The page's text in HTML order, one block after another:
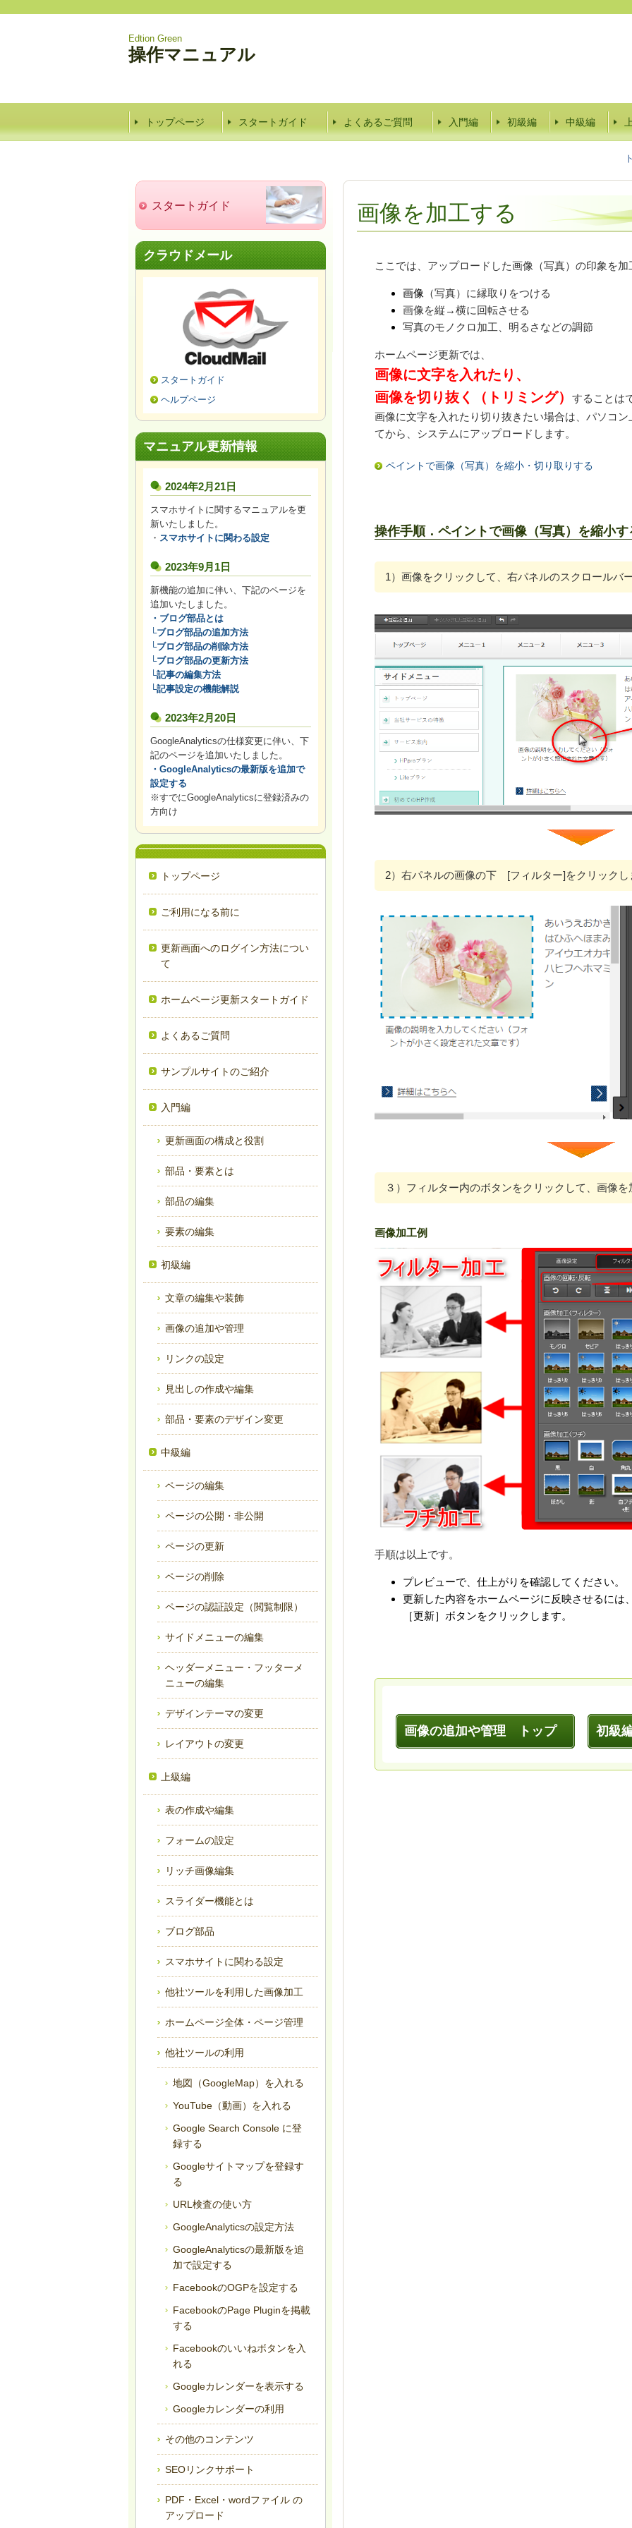
Edtion Green
操作マニュアル
トップページ スタートガイド よくあるご質問 入門編 初級編 中級編
画像を加工する
ここでは、アップロードした画像（写真）の印象を
画像 （写真）に縁取りをつける
画像を縦→横に回転させる
写真のモノクロ加工、明るさなどの調節
ホームページ更新では、
画像に文字を入れたり、
画像を切り抜く（トリミング）
することは
画像に文字を入れたり切り抜きたい場合は、パソコ
てから、システムにアップロードします。
ペイントで画像（写真）を縮小・切り取りする
操作手順．ペイントで画像（写真）を縮小す
1）画像をクリックして、右パネルのスクロールバ
2）右パネルの画像の下 [フィルター]をクリックし
３）フィルター内のボタンをクリックして、画像を
画像加工例
手順は以上です。
プレビューで、仕上がりを確認してください。
更新した内容をホームページに反映させるには
［更新］ボタンをクリックします。
画像の追加や管理 トップ 初級
スタートガイド
クラウドメール
スタートガイド
ヘルプページ
マニュアル更新情報
2024年2月21日
スマホサイトに関するマニュアルを更
新いたしました。
・ スマホサイトに関わる設定
2023年9月1日
新機能の追加に伴い、下記のページを
追加いたしました。
・ ブログ部品とは
└ブログ部品の追加方法
└ブログ部品の削除方法
└ブログ部品の更新方法
└記事の編集方法
└記事設定の機能解説
2023年2月20日
GoogleAnalyticsの仕様変更に伴い、下
記のページを追加いたしました。
・GoogleAnalyticsの最新版を追加で
設定する
※すでにGoogleAnalyticsに登録済みの
方向け
トップページ
ご利用になる前に
更新画面へのログイン方法につい
て
ホームページ更新スタートガイド
よくあるご質問
サンプルサイトのご紹介
入門編
更新画面の構成と役割
部品・要素とは
部品の編集
要素の編集
初級編
文章の編集や装飾
画像の追加や管理
リンクの設定
見出しの作成や編集
部品・要素のデザイン変更
中級編
ページの編集
ページの公開・非公開
ページの更新
ページの削除
ページの認証設定（閲覧制限）
サイドメニューの編集
ヘッダーメニュー・フッターメ
ニューの編集
デザインテーマの変更
レイアウトの変更
上級編
表の作成や編集
フォームの設定
リッチ画像編集
スライダー機能とは
ブログ部品
スマホサイトに関わる設定
他社ツールを利用した画像加工
ホームページ全体・ページ管理
他社ツールの利用
地図（GoogleMap）を入れる
YouTube（動画）を入れる
Google Search Console に登
録する
Googleサイトマップを登録す
る
URL検査の使い方
GoogleAnalyticsの設定方法
GoogleAnalyticsの最新版を追
加で設定する
FacebookのOGPを設定する
FacebookのPage Pluginを掲載
する
Facebookのいいねボタンを入
れる
Googleカレンダーを表示する
Googleカレンダーの利用
その他のコンテンツ
SEOリンクサポート
PDF・Excel・wordファイル の
アップロード